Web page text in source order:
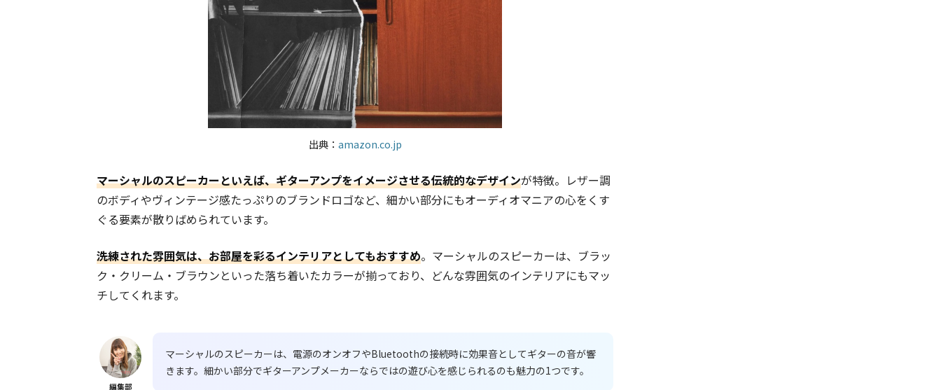
出典： amazon.co.jp
マーシャルのスピーカーといえば、ギターアンプをイメージさせる伝統的なデザインが特徴。レザー調
のボディやヴィンテージ感たっぷりのブランドロゴなど、細かい部分にもオーディオマニアの心をくす
ぐる要素が散りばめられています。
洗練された雰囲気は、お部屋を彩るインテリアとしてもおすすめ。マーシャルのスピーカーは、ブラッ
ク・クリーム・ブラウンといった落ち着いたカラーが揃っており、どんな雰囲気のインテリアにもマッ
チしてくれます。
編集部
マーシャルのスピーカーは、電源のオンオフやBluetoothの接続時に効果音としてギターの音が響
きます。細かい部分でギターアンプメーカーならではの遊び心を感じられるのも魅力の1つです。